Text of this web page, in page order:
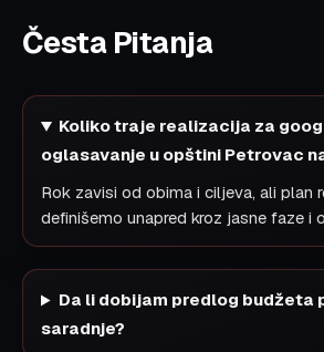
Česta Pitanja
Koliko traje realizacija za
oglasavanje u opštini Petrovac
Rok zavisi od obima i ciljeva, ali plan
definišemo unapred kroz jasne faze i
Da li dobijam predlog budžeta
saradnje?